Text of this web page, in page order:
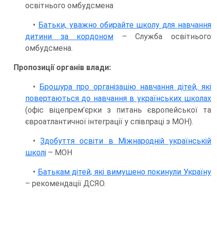
освітнього омбудсмена
• Батьки, уважно обирайте школу для навчання
дитини за кордоном – Служба освітнього
омбудсмена.
Пропозиції органів влади:
• Брошура про організацію навчання дітей, які
повертаються до навчання в українських школах
(офіс віцепрем’єрки з питань європейської та
євроатлантичної інтеграції у співпраці з МОН).
•Здобуття освіти в Міжнародній українській
школі – МОН
• Батькам дітей, які вимушено покинули Україну
– рекомендації ДСЯО.